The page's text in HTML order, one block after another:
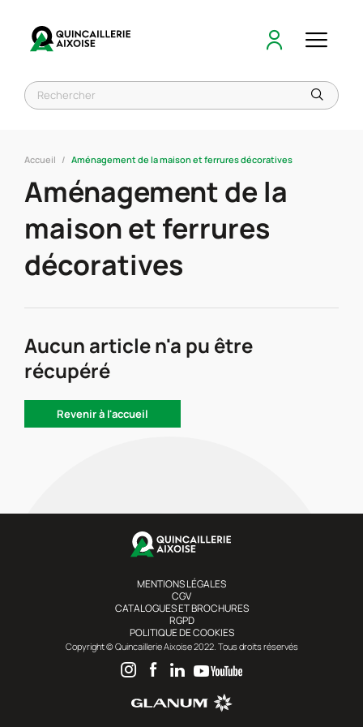
Accueil Aménagement de la maison et ferrures décoratives
Aménagement de la
maison et ferrures
décoratives
Aucun article n'a pu être
récupéré
Revenir à l'accueil
MENTIONS LÉGALES
CGV
CATALOGUES ET BROCHURES
RGPD
POLITIQUE DE COOKIES
Copyright © Quincaillerie Aixoise 2022. Tous droits réservés